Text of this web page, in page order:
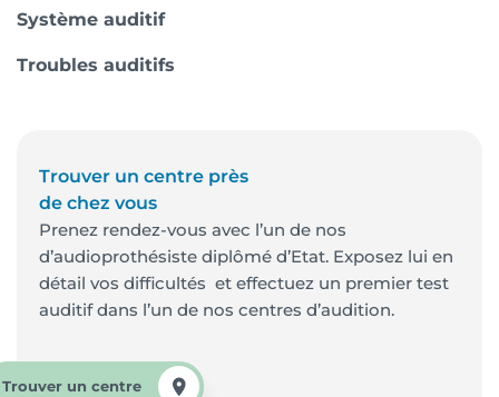
Système auditif
Troubles auditifs
Trouver un centre près
de chez vous
Prenez rendez-vous avec l’un de nos
d’audioprothésiste diplômé d’Etat. Exposez lui en
détail vos difficultés et effectuez un premier test
auditif dans l’un de nos centres d’audition.
Trouver un centre